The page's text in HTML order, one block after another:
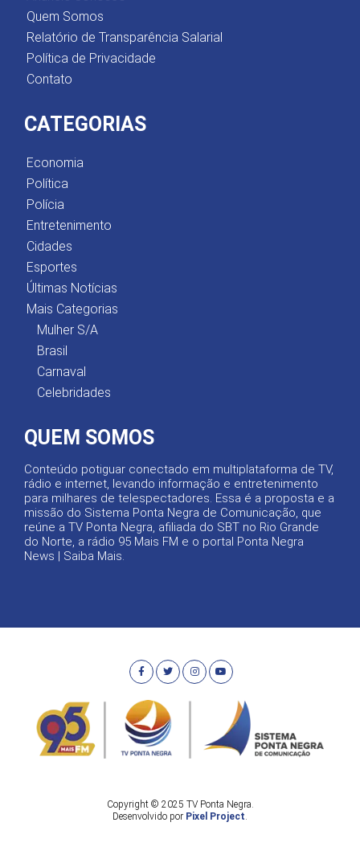
Quem Somos
Relatório de Transparência Salarial
Política de Privacidade
Contato
CATEGORIAS
Economia
Política
Polícia
Entretenimento
Cidades
Esportes
Últimas Notícias
Mais Categorias
Mulher S/A
Brasil
Carnaval
Celebridades
QUEM SOMOS
Conteúdo potiguar conectado em multiplataforma de TV,
rádio e internet, levando informação e entretenimento
para milhares de telespectadores. Essa é a proposta e a
missão do Sistema Ponta Negra de Comunicação, que
reúne a TV Ponta Negra, afiliada do SBT no Rio Grande
do Norte, a rádio 95 Mais FM e o portal Ponta Negra
News | Saiba Mais.
Copyright © 2025 TV Ponta Negra.
Desenvolvido por Pixel Project